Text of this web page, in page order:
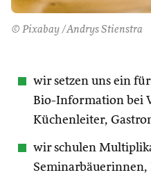
© Pixabay /Andrys Stienstra
wir setzen uns ein
Bio-Information bei
Küchenleiter,
wir schulen